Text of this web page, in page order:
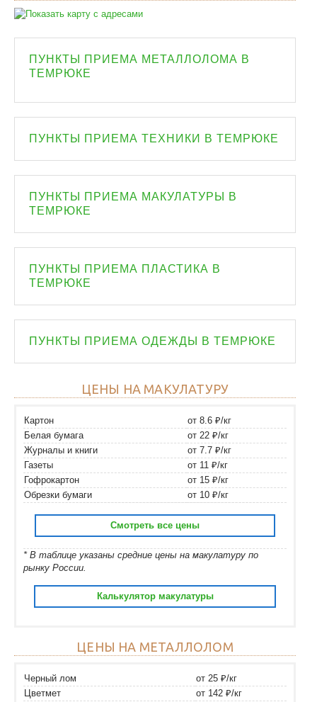
ПУНКТЫ ПРИЕМА МЕТАЛЛОЛОМА В
ТЕМРЮКЕ
ПУНКТЫ ПРИЕМА ТЕХНИКИ В ТЕМРЮКЕ
ПУНКТЫ ПРИЕМА МАКУЛАТУРЫ В
ТЕМРЮКЕ
ПУНКТЫ ПРИЕМА ПЛАСТИКА В
ТЕМРЮКЕ
ПУНКТЫ ПРИЕМА ОДЕЖДЫ В ТЕМРЮКЕ
ЦЕНЫ НА МАКУЛАТУРУ
Картон
от 8.6 ₽/кг
Белая бумага
от 22 ₽/кг
Журналы и книги
от 7.7 ₽/кг
Газеты
от 11 ₽/кг
Гофрокартон
от 15 ₽/кг
Обрезки бумаги
от 10 ₽/кг
Смотреть все цены
* В таблице указаны средние цены на макулатуру по
рынку России.
Калькулятор макулатуры
ЦЕНЫ НА МЕТАЛЛОЛОМ
Черный лом
от 25 ₽/кг
Цветмет
от 142 ₽/кг